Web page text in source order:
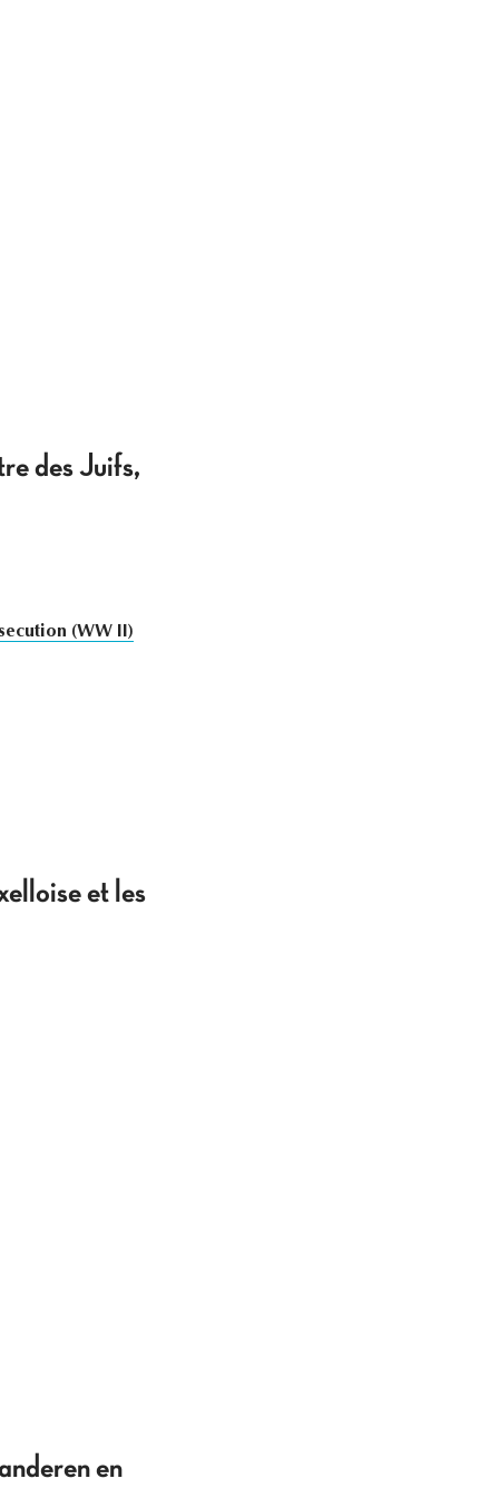
des Juifs,
(WW II)
et les
en